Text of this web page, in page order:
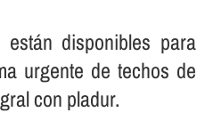
están disponibles para
urgente de techos de
con pladur.